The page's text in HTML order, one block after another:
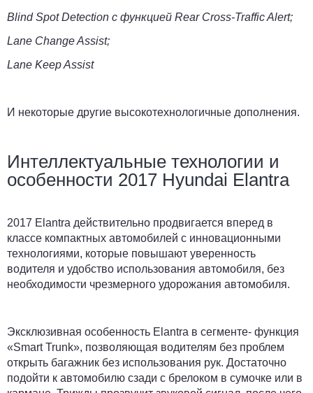
Blind Spot Detection с функцией Rear Cross-Traffic Alert;
Lane Change Assist;
Lane Keep Assist
И некоторые другие высокотехнологичные дополнения.
Интеллектуальные технологии и
особенности 2017 Hyundai Elantra
2017 Elantra действительно продвигается вперед в
классе компактных автомобилей с инновационными
технологиями, которые повышают уверенность
водителя и удобство использования автомобиля, без
необходимости чрезмерного удорожания автомобиля.
Эксклюзивная особенность Elantra в сегменте- функция
«Smart Trunk», позволяющая водителям без проблем
открыть багажник без использования рук. Достаточно
подойти к автомобилю сзади с брелоком в сумочке или в